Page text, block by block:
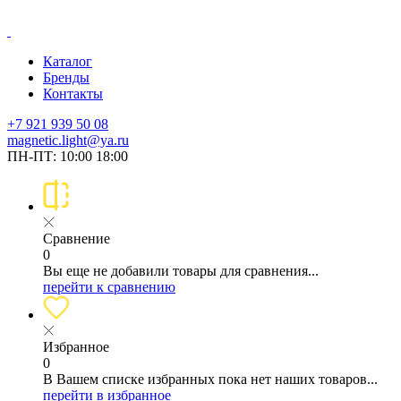
Каталог
Бренды
Контакты
+7 921 939 50 08
magnetic.light@ya.ru
ПН-ПТ: 10:00 18:00
Сравнение
0
Вы еще не добавили товары для сравнения...
перейти к сравнению
Избранное
0
В Вашем списке избранных пока нет наших товаров...
перейти в избранное